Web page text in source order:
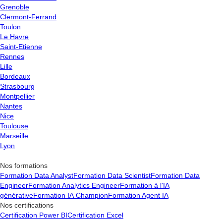
technologiques et des nouveaux outils.
Grenoble
Clermont-Ferrand
Toulon
Le Havre
Saint-Etienne
Rennes
Lille
Bordeaux
Strasbourg
Montpellier
Nantes
Nice
Toulouse
Marseille
Lyon
Nos formations
Formation Data AnalystFormation Data ScientistFormation Data
EngineerFormation Analytics EngineerFormation à l'IA
générativeFormation IA ChampionFormation Agent IA
Nos certifications
Certification Power BICertification Excel